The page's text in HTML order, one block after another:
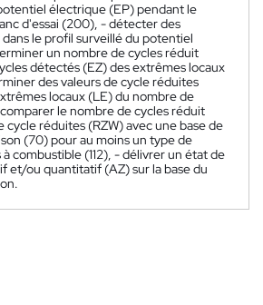
électrique (EP) pendant le
d'essai (200), - détecter des
le profil surveillé du potentiel
un nombre de cycles réduit
détectés (EZ) des extrêmes locaux
des valeurs de cycle réduites
locaux (LE) du nombre de
le nombre de cycles réduit
cycle réduites (RZW) avec une base de
(70) pour au moins un type de
combustible (112), - délivrer un état de
et/ou quantitatif (AZ) sur la base du